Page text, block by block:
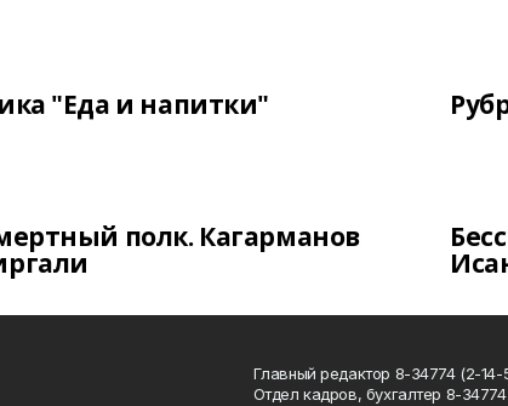
"Еда и напитки"
полк. Кагарманов
Главный редактор 8-34774 (2-14-
Отдел кадров, бухгалтер 8-